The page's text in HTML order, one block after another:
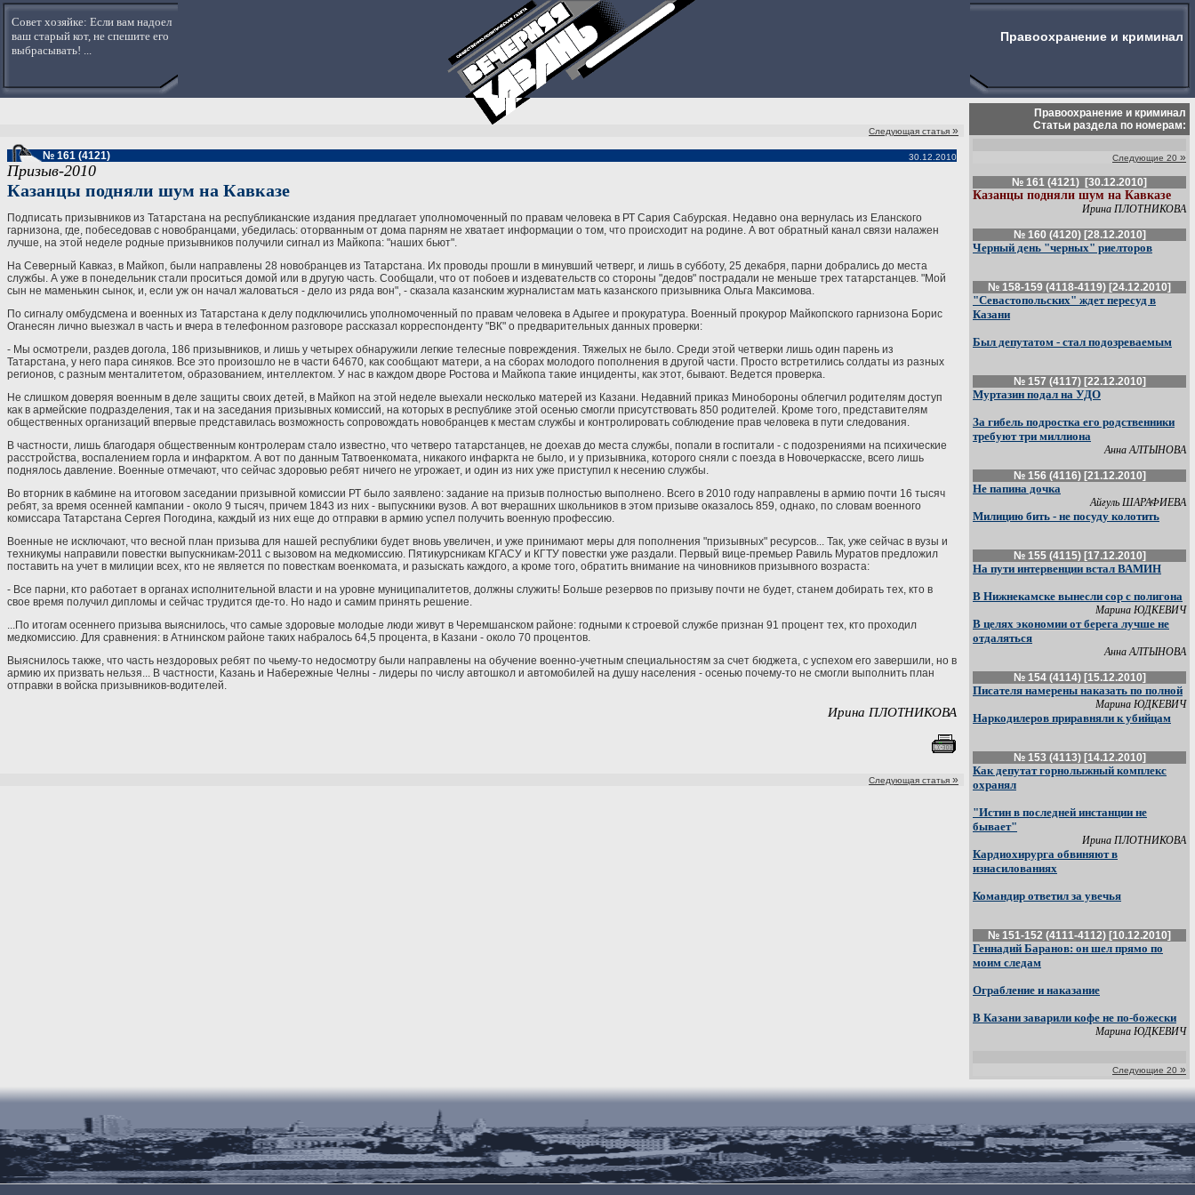
Совет хозяйке: Если вам надоел
ваш старый кот, не спешите его
выбрасывать! ...
Правоохранение и криминал
Следующая статья »
№ 161 (4121)
30.12.2010
Призыв-2010
Казанцы подняли шум на Кавказе
Подписать призывников из Татарстана на республиканские издания предлагает уполномоченный по правам человека в РТ Сария Сабурская. Недавно она вернулась из Еланского
гарнизона, где, побеседовав с новобранцами, убедилась: оторванным от дома парням не хватает информации о том, что происходит на родине. А вот обратный канал связи налажен
лучше, на этой неделе родные призывников получили сигнал из Майкопа: "наших бьют".
На Северный Кавказ, в Майкоп, были направлены 28 новобранцев из Татарстана. Их проводы прошли в минувший четверг, и лишь в субботу, 25 декабря, парни добрались до места
службы. А уже в понедельник стали проситься домой или в другую часть. Сообщали, что от побоев и издевательств со стороны "дедов" пострадали не меньше трех татарстанцев. "Мой
сын не маменькин сынок, и, если уж он начал жаловаться - дело из ряда вон", - сказала казанским журналистам мать казанского призывника Ольга Максимова.
По сигналу омбудсмена и военных из Татарстана к делу подключились уполномоченный по правам человека в Адыгее и прокуратура. Военный прокурор Майкопского гарнизона Борис
Оганесян лично выезжал в часть и вчера в телефонном разговоре рассказал корреспонденту "ВК" о предварительных данных проверки:
- Мы осмотрели, раздев догола, 186 призывников, и лишь у четырех обнаружили легкие телесные повреждения. Тяжелых не было. Среди этой четверки лишь один парень из
Татарстана, у него пара синяков. Все это произошло не в части 64670, как сообщают матери, а на сборах молодого пополнения в другой части. Просто встретились солдаты из разных
регионов, с разным менталитетом, образованием, интеллектом. У нас в каждом дворе Ростова и Майкопа такие инциденты, как этот, бывают. Ведется проверка.
Не слишком доверяя военным в деле защиты своих детей, в Майкоп на этой неделе выехали несколько матерей из Казани. Недавний приказ Минобороны облегчил родителям доступ
как в армейские подразделения, так и на заседания призывных комиссий, на которых в республике этой осенью смогли присутствовать 850 родителей. Кроме того, представителям
общественных организаций впервые представилась возможность сопровождать новобранцев к местам службы и контролировать соблюдение прав человека в пути следования.
В частности, лишь благодаря общественным контролерам стало известно, что четверо татарстанцев, не доехав до места службы, попали в госпитали - с подозрениями на психические
расстройства, воспалением горла и инфарктом. А вот по данным Татвоенкомата, никакого инфаркта не было, и у призывника, которого сняли с поезда в Новочеркасске, всего лишь
поднялось давление. Военные отмечают, что сейчас здоровью ребят ничего не угрожает, и один из них уже приступил к несению службы.
Во вторник в кабмине на итоговом заседании призывной комиссии РТ было заявлено: задание на призыв полностью выполнено. Всего в 2010 году направлены в армию почти 16 тысяч
ребят, за время осенней кампании - около 9 тысяч, причем 1843 из них - выпускники вузов. А вот вчерашних школьников в этом призыве оказалось 859, однако, по словам военного
комиссара Татарстана Сергея Погодина, каждый из них еще до отправки в армию успел получить военную профессию.
Военные не исключают, что весной план призыва для нашей республики будет вновь увеличен, и уже принимают меры для пополнения "призывных" ресурсов... Так, уже сейчас в вузы и
техникумы направили повестки выпускникам-2011 с вызовом на медкомиссию. Пятикурсникам КГАСУ и КГТУ повестки уже раздали. Первый вице-премьер Равиль Муратов предложил
поставить на учет в милиции всех, кто не является по повесткам военкомата, и разыскать каждого, а кроме того, обратить внимание на чиновников призывного возраста:
- Все парни, кто работает в органах исполнительной власти и на уровне муниципалитетов, должны служить! Больше резервов по призыву почти не будет, станем добирать тех, кто в
свое время получил дипломы и сейчас трудится где-то. Но надо и самим принять решение.
...По итогам осеннего призыва выяснилось, что самые здоровые молодые люди живут в Черемшанском районе: годными к строевой службе признан 91 процент тех, кто проходил
медкомиссию. Для сравнения: в Атнинском районе таких набралось 64,5 процента, в Казани - около 70 процентов.
Выяснилось также, что часть нездоровых ребят по чьему-то недосмотру были направлены на обучение военно-учетным специальностям за счет бюджета, с успехом его завершили, но в
армию их призвать нельзя... В частности, Казань и Набережные Челны - лидеры по числу автошкол и автомобилей на душу населения - осенью почему-то не смогли выполнить план
отправки в войска призывников-водителей.
Ирина ПЛОТНИКОВА
Следующая статья »
Правоохранение и криминал
Статьи раздела по номерам:
Следующие 20 »
№ 161 (4121) [30.12.2010]
Казанцы подняли шум на Кавказе
Ирина ПЛОТНИКОВА
№ 160 (4120) [28.12.2010]
Черный день "черных" риелторов
№ 158-159 (4118-4119) [24.12.2010]
"Севастопольских" ждет пересуд в
Казани
Был депутатом - стал подозреваемым
№ 157 (4117) [22.12.2010]
Муртазин подал на УДО
За гибель подростка его родственники
требуют три миллиона
Анна АЛТЫНОВА
№ 156 (4116) [21.12.2010]
Не папина дочка
Айгуль ШАРАФИЕВА
Милицию бить - не посуду колотить
№ 155 (4115) [17.12.2010]
На пути интервенции встал ВАМИН
В Нижнекамске вынесли сор с полигона
Марина ЮДКЕВИЧ
В целях экономии от берега лучше не
отдаляться
Анна АЛТЫНОВА
№ 154 (4114) [15.12.2010]
Писателя намерены наказать по полной
Марина ЮДКЕВИЧ
Наркодилеров приравняли к убийцам
№ 153 (4113) [14.12.2010]
Как депутат горнолыжный комплекс
охранял
"Истин в последней инстанции не
бывает"
Ирина ПЛОТНИКОВА
Кардиохирурга обвиняют в
изнасилованиях
Командир ответил за увечья
№ 151-152 (4111-4112) [10.12.2010]
Геннадий Баранов: он шел прямо по
моим следам
Ограбление и наказание
В Казани заварили кофе не по-божески
Марина ЮДКЕВИЧ
Следующие 20 »